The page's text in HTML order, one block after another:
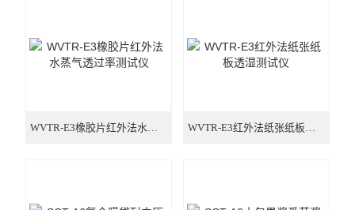
气体透过率测试仪
智能电子拉力试验机WVTR-E3橡胶片红外法水蒸气透过率测试仪 WVTR-E3红外法纸张纸板透湿测试仪